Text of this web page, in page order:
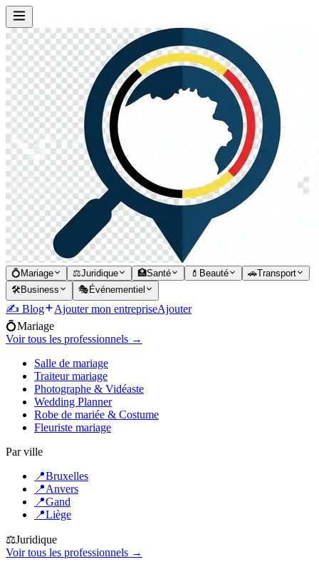
💍 Mariage ⚖️Juridique 🏥Santé 💄 Beauté 🚗Transport
🛠️Business 🎭 Événementiel
✍️ Blog Ajouter mon entrepriseAjouter
💍Mariage
Voir tous les professionnels →
Salle de mariage
Traiteur mariage
Photographe & Vidéaste
Wedding Planner
Robe de mariée & Costume
Fleuriste mariage
Par ville
📍Bruxelles
📍Anvers
📍Gand
📍Liège
⚖️Juridique
Voir tous les professionnels →